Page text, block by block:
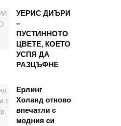
УЕРИС ДИЪРИ
–
ПУСТИННОТО
ЦВЕТЕ, КОЕТО
УСПЯ ДА
РАЗЦЪФНЕ
Ерлинг
Холанд отново
впечатли с
модния си